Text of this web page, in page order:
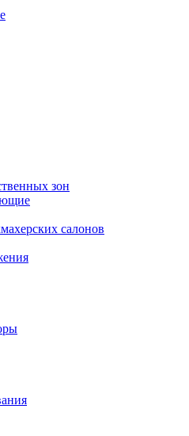
зон
салонов